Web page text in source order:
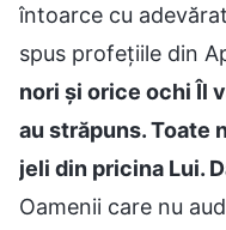
întoarce cu
spus profeţiile din
nori şi orice ochi Îl
au străpuns. Toate
jeli din pricina Lui.
Oamenii care nu